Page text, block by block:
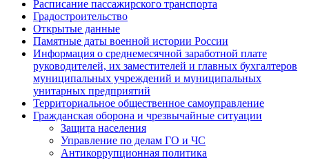
Расписание пассажирского транспорта
Градостроительство
Открытые данные
Памятные даты военной истории России
Информация о среднемесячной заработной плате
руководителей, их заместителей и главных бухгалтеров
муниципальных учреждений и муниципальных
унитарных предприятий
Территориальное общественное самоуправление
Гражданская оборона и чрезвычайные ситуации
Защита населения
Управление по делам ГО и ЧС
Антикоррупционная политика